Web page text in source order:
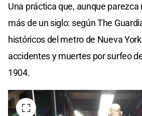
Una práctica que, aunque parezca
más de un siglo: según The
históricos del metro de Nueva
accidentes y muertes por surfeo
1904.